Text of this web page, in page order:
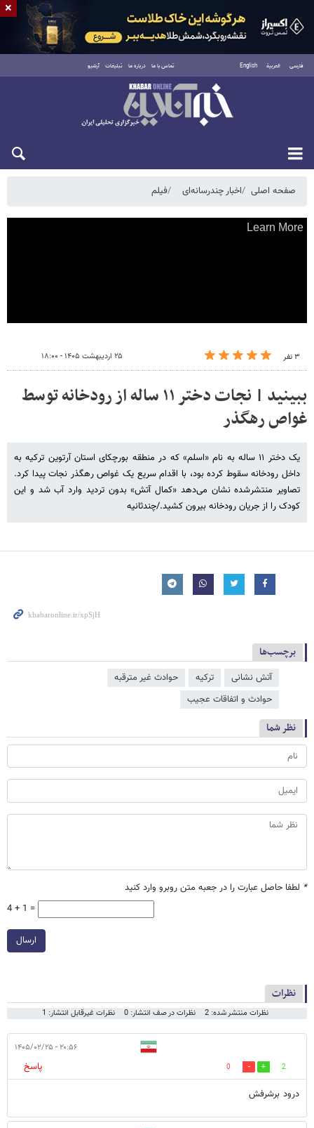
فارسی العربية English تماس با ما درباره ما تبلیغات آرشیو
پنجشنبه ۱۵ مرداد ۱۴۰۵
صفحه اصلی اخبار چندرسانه‌ای فیلم
۳ نفر ۲۵ اردیبهشت ۱۴۰۵ - ۱۸:۰۰
ببینید | نجات دختر ۱۱ ساله از رودخانه توسط
غواص رهگذر
یک دختر ۱۱ ساله به نام «اسلم» که در منطقه بورچکای استان آرتوین ترکیه به
داخل رودخانه سقوط کرده بود، با اقدام سریع یک غواص رهگذر نجات پیدا کرد.
تصاویر منتشرشده نشان می‌دهد «کمال آتش» بدون تردید وارد آب شد و این
کودک را از جریان رودخانه بیرون کشید./چندثانیه
برچسب‌ها
آتش‌ نشانی ترکیه
حوادث غیر مترقبه
حوادث و اتفاقات عجیب
نظر شما
* لطفا حاصل عبارت را در جعبه متن روبرو وارد کنید
4 + 1 =
ارسال
نظرات
نظرات منتشر شده: 2 نظرات در صف انتشار: 0 نظرات غیرقابل انتشار: 1
۲۰:۵۶ - ۱۴۰۵/۰۲/۲۵
2
0
پاسخ
درود برشرفش
×